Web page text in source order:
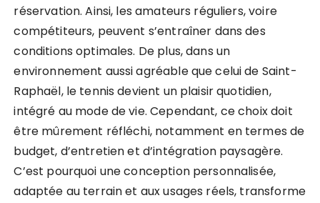
réservation. Ainsi, les amateurs réguliers, voire
compétiteurs, peuvent s’entraîner dans des
conditions optimales. De plus, dans un
environnement aussi agréable que celui de Saint-
Raphaël, le tennis devient un plaisir quotidien,
intégré au mode de vie. Cependant, ce choix doit
être mûrement réfléchi, notamment en termes de
budget, d’entretien et d’intégration paysagère.
C’est pourquoi une conception personnalisée,
adaptée au terrain et aux usages réels, transforme